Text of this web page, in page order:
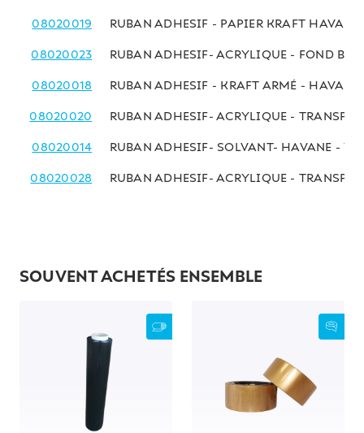
08020019 RUBAN ADHESIF - PAPIER KRAFT
08020023 RUBAN ADHESIF- ACRYLIQUE - FOND
08020018 RUBAN ADHESIF - KRAFT ARMÉ -
08020020 RUBAN ADHESIF- ACRYLIQUE -
08020014 RUBAN ADHESIF- SOLVANT- HAVANE -
08020028 RUBAN ADHESIF- ACRYLIQUE -
SOUVENT ACHETÉS ENSEMBLE